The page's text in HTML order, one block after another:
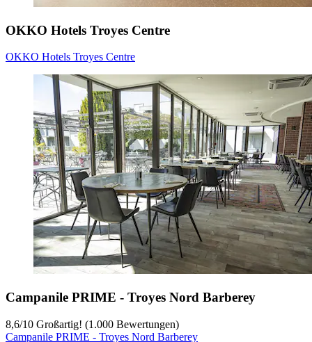
OKKO Hotels Troyes Centre
OKKO Hotels Troyes Centre
Campanile PRIME - Troyes Nord Barberey
8,6/10 Großartig! (1.000 Bewertungen)
Campanile PRIME - Troyes Nord Barberey